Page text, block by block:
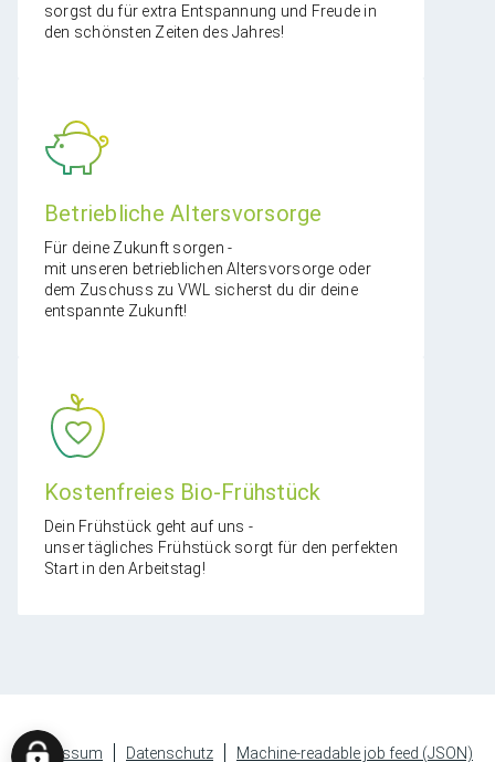
sorgst du für extra Entspannung und Freude in
den schönsten Zeiten des Jahres!
Betriebliche ​Altersvorsorge
Für deine Zukunft sorgen -
mit unseren betrieblichen Altersvorsorge oder
dem Zuschuss zu VWL sicherst du dir deine
entspannte Zukunft!
Kostenfreies Bio-Frühstück
Dein Frühstück geht auf uns -
unser tägliches Frühstück sorgt für den perfekten
Start in den Arbeitstag!
Impressum Datenschutz Machine-readable job feed (JSON)